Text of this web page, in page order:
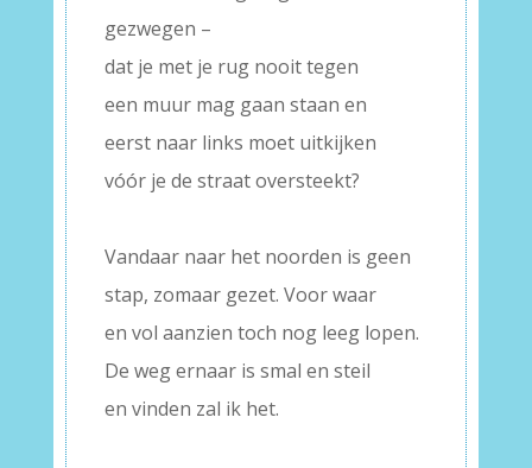
gezwegen –
dat je met je rug nooit tegen
een muur mag gaan staan en
eerst naar links moet uitkijken
vóór je de straat oversteekt?
Vandaar naar het noorden is geen
stap, zomaar gezet. Voor waar
en vol aanzien toch nog leeg lopen.
De weg ernaar is smal en steil
en vinden zal ik het.